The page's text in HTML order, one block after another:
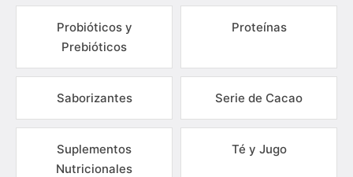
Probióticos y
Prebióticos
Proteínas
Saborizantes Serie de Cacao
Suplementos
Nutricionales
Té y Jugo